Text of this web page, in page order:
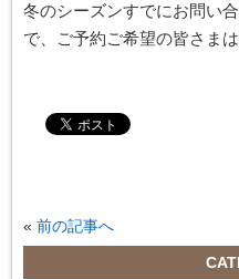
冬のシーズンすでにお問い
で、ご予約ご希望の皆さま
« 前の記事へ